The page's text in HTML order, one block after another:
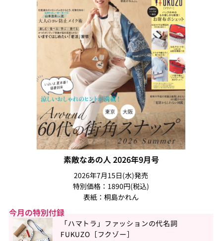
素敵なあの人 2026年9月号
2026年7月15日(水)発売
特別価格：1890円(税込)
表紙：桐島かれん
今月の特別付録
「ハマトラ」ファッションの代名詞
FUKUZO［フクゾー］